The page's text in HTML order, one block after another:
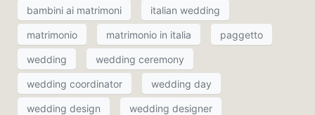
bambini ai matrimoni italian wedding
matrimonio matrimonio in italia paggetto
wedding wedding ceremony
wedding coordinator wedding day
wedding design wedding designer